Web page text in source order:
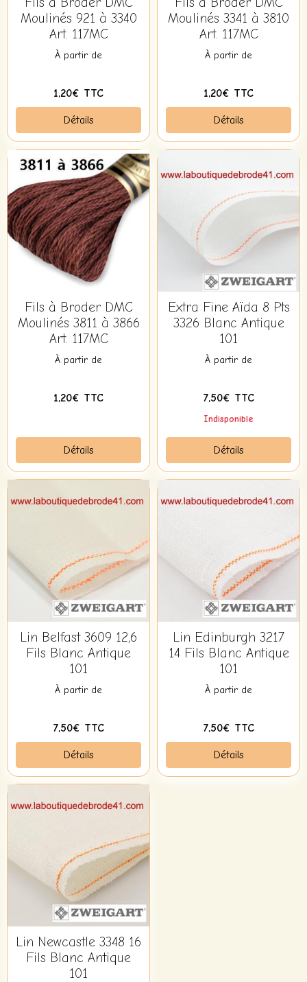
Moulinés 921 à 3340
Art. 117MC
À partir de
1,20€ TTC
Détails
Moulinés 3341 à 3810
Art. 117MC
À partir de
1,20€ TTC
Détails
Fils à Broder DMC
Moulinés 3811 à 3866
Art. 117MC
À partir de
1,20€ TTC
Détails
Extra Fine Aïda 8 Pts
3326 Blanc Antique
101
À partir de
7,50€ TTC
Indisponible
Détails
Lin Belfast 3609 12,6
Fils Blanc Antique
101
À partir de
7,50€ TTC
Détails
Lin Edinburgh 3217
14 Fils Blanc Antique
101
À partir de
7,50€ TTC
Détails
Lin Newcastle 3348 16
Fils Blanc Antique
101